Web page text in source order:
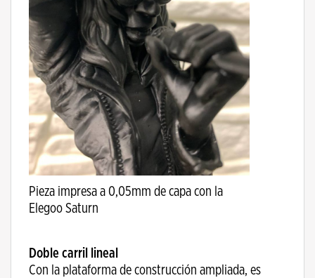
Pieza impresa a 0,05mm de capa con la
Elegoo Saturn
Doble carril lineal
Con la plataforma de construcción ampliada, es